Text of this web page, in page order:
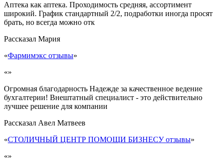
Аптека как аптека. Проходимость средняя, ассортимент
широкий. График стандартный 2/2, подработки иногда просят
брать, но всегда можно отк
Рассказал Мария
«Фармимэкс отзывы»
«»
Огромная благодарность Надежде за качественное ведение
бухгалтерии! Внештатный специалист - это действительно
лучшее решение для компании
Рассказал Авел Матвеев
«СТОЛИЧНЫЙ ЦЕНТР ПОМОЩИ БИЗНЕСУ отзывы»
«»